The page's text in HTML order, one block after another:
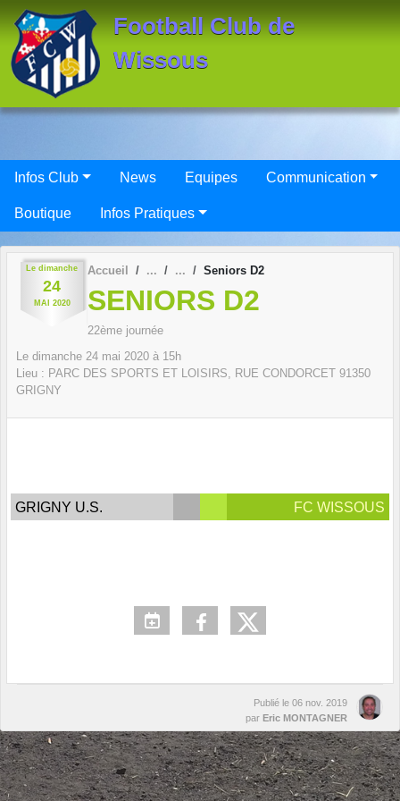
Football Club de
Wissous
Infos Club News Equipes Communication
Boutique Infos Pratiques
Le dimanche
24
MAI 2020
Accueil Seniors D2
SENIORS D2
22ème journée
Le dimanche 24 mai 2020 à 15h
Lieu : PARC DES SPORTS ET LOISIRS, RUE CONDORCET 91350
GRIGNY
GRIGNY U.S. FC WISSOUS
Publié le 06 nov. 2019
par Eric MONTAGNER
Panneau de gestion des cookies